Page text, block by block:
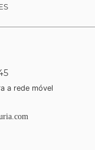
a rede móvel